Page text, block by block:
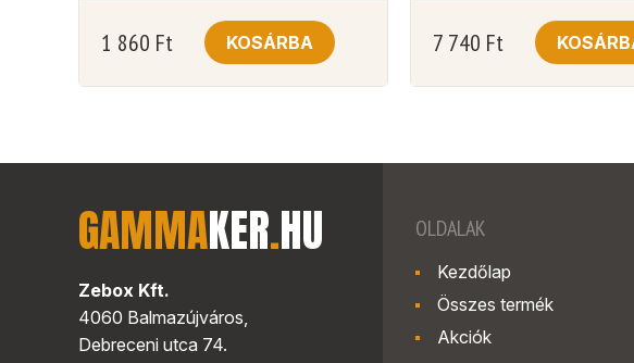
1 860 Ft KOSÁRBA 7 740 Ft
GAMMAKER.HU
Zebox Kft.
4060 Balmazújváros,
Debreceni utca 74.
OLDALAK
Kezdőlap
Összes termék
Akciók